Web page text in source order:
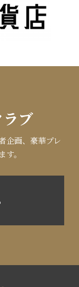
ブ
企画、豪華プレ
。